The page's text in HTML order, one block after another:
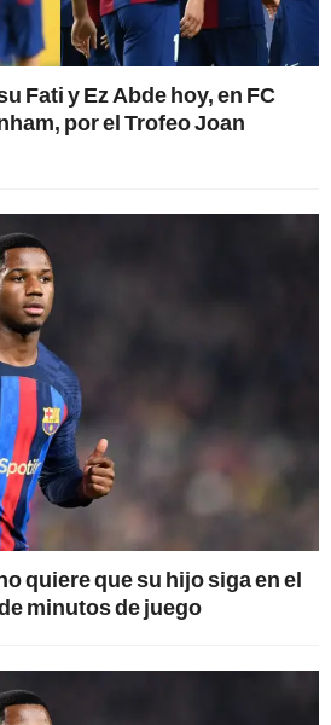
Fati y Ez Abde hoy, en FC
por el Trofeo Joan
quiere que su hijo siga en el
minutos de juego